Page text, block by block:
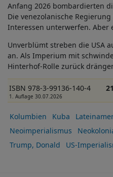
Anfang 2026 bombardierten
Die venezolanische
Interessen unterwerfen. Aber
Unverblümt streben die USA
an. Als Imperium mit
Hinterhof-Rolle zurück
ISBN 978-3-99136-140-4
1. Auflage 30.07.2026
Kolumbien Kuba
Neoimperialismus
Trump, Donald
US-